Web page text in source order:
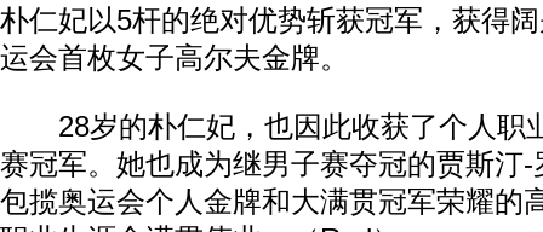
朴仁妃以5杆的绝对优势斩获冠军，获得
运会首枚女子高尔夫金牌。
28岁的朴仁妃，也因此收获了个人职
赛冠军。她也成为继男子赛夺冠的贾斯汀
包揽奥运会个人金牌和大满贯冠军荣耀的